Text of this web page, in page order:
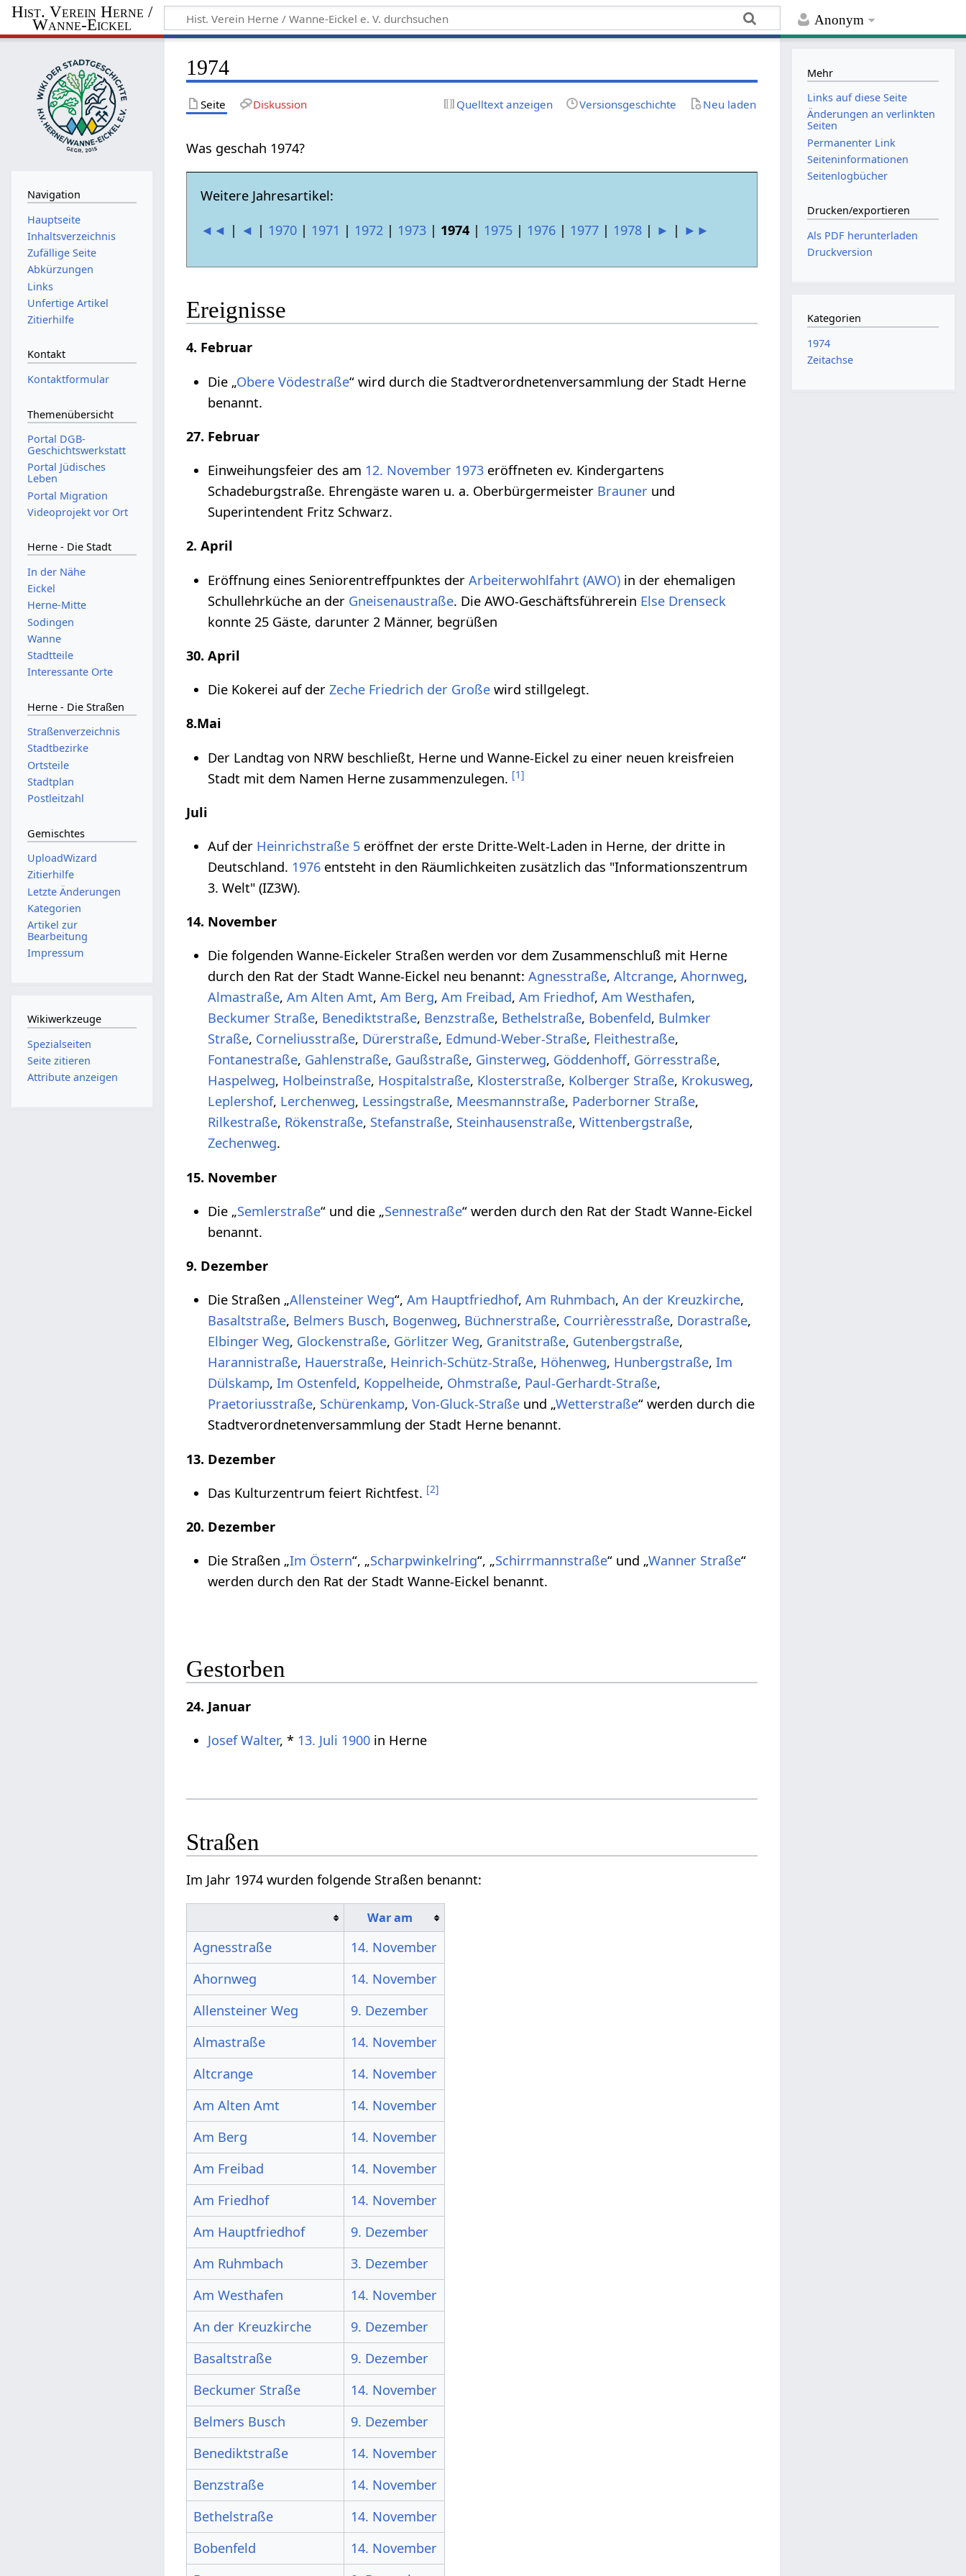
Anonym
Hist. Verein Herne /
Wanne-Eickel
1974
Seite Diskussion Quelltext anzeigen Versionsgeschichte Neu laden
Was geschah 1974?
Weitere Jahresartikel:
◄◄ | ◄ | 1970| 1971 | 1972 | 1973| 1974| 1975| 1976| 1977| 1978| ► | ►►
Ereignisse
4. Februar
Die „Obere Vödestraße“ wird durch die Stadtverordnetenversammlung der Stadt Herne
benannt.
27. Februar
Einweihungsfeier des am 12. November 1973eröffneten ev. Kindergartens
Schadeburgstraße. Ehrengäste waren u. a. Oberbürgermeister Braunerund
Superintendent Fritz Schwarz.
2. April
Eröffnung eines Seniorentreffpunktes der Arbeiterwohlfahrt (AWO)in der ehemaligen
Schullehrküche an der Gneisenaustraße. Die AWO-Geschäftsführerein Else Drenseck
konnte 25 Gäste, darunter 2 Männer, begrüßen
30. April
Die Kokerei auf der Zeche Friedrich der Großewird stillgelegt.
8.Mai
Der Landtag von NRW beschließt, Herne und Wanne-Eickel zu einer neuen kreisfreien
Stadt mit dem Namen Herne zusammenzulegen. [1]
Juli
Auf der Heinrichstraße 5eröffnet der erste Dritte-Welt-Laden in Herne, der dritte in
Deutschland. 1976entsteht in den Räumlichkeiten zusätzlich das "Informationszentrum
3. Welt" (IZ3W).
14. November
Die folgenden Wanne-Eickeler Straßen werden vor dem Zusammenschluß mit Herne
durch den Rat der Stadt Wanne-Eickel neu benannt: Agnesstraße, Altcrange, Ahornweg,
Almastraße, Am Alten Amt, Am Berg, Am Freibad, Am Friedhof, Am Westhafen,
Beckumer Straße, Benediktstraße, Benzstraße, Bethelstraße, Bobenfeld, Bulmker
Straße, Corneliusstraße, Dürerstraße, Edmund-Weber-Straße, Fleithestraße,
Fontanestraße, Gahlenstraße, Gaußstraße, Ginsterweg, Göddenhoff, Görresstraße,
Haspelweg, Holbeinstraße, Hospitalstraße, Klosterstraße, Kolberger Straße, Krokusweg,
Leplershof, Lerchenweg, Lessingstraße, Meesmannstraße, Paderborner Straße,
Rilkestraße, Rökenstraße, Stefanstraße, Steinhausenstraße, Wittenbergstraße,
Zechenweg.
15. November
Die „Semlerstraße“ und die „Sennestraße“ werden durch den Rat der Stadt Wanne-Eickel
benannt.
9. Dezember
Die Straßen „Allensteiner Weg“, Am Hauptfriedhof, Am Ruhmbach, An der Kreuzkirche,
Basaltstraße, Belmers Busch, Bogenweg, Büchnerstraße, Courrièresstraße, Dorastraße,
Elbinger Weg, Glockenstraße, Görlitzer Weg, Granitstraße, Gutenbergstraße,
Harannistraße, Hauerstraße, Heinrich-Schütz-Straße, Höhenweg, Hunbergstraße, Im
Dülskamp, Im Ostenfeld, Koppelheide, Ohmstraße, Paul-Gerhardt-Straße,
Praetoriusstraße, Schürenkamp, Von-Gluck-Straßeund „Wetterstraße“ werden durch die
Stadtverordnetenversammlung der Stadt Herne benannt.
13. Dezember
Das Kulturzentrum feiert Richtfest. [2]
20. Dezember
Die Straßen „Im Östern“, „Scharpwinkelring“, „Schirrmannstraße“ und „Wanner Straße“
werden durch den Rat der Stadt Wanne-Eickel benannt.
Gestorben
24. Januar
Josef Walter, * 13. Juli 1900in Herne
Straßen
Im Jahr 1974 wurden folgende Straßen benannt:
War am
Agnesstraße
14. November
Ahornweg
14. November
Allensteiner Weg
9. Dezember
Almastraße
14. November
Altcrange
14. November
Am Alten Amt
14. November
Am Berg
14. November
Am Freibad
14. November
Am Friedhof
14. November
Am Hauptfriedhof
9. Dezember
Am Ruhmbach
3. Dezember
Am Westhafen
14. November
An der Kreuzkirche
9. Dezember
Basaltstraße
9. Dezember
Beckumer Straße
14. November
Belmers Busch
9. Dezember
Benediktstraße
14. November
Benzstraße
14. November
Bethelstraße
14. November
Bobenfeld
14. November
Navigation
Hauptseite
Inhaltsverzeichnis
Zufällige Seite
Abkürzungen
Links
Unfertige Artikel
Zitierhilfe
Kontakt
Kontaktformular
Themenübersicht
Portal DGB-
Geschichtswerkstatt
Portal Jüdisches
Leben
Portal Migration
Videoprojekt vor Ort
Herne - Die Stadt
In der Nähe
Eickel
Herne-Mitte
Sodingen
Wanne
Stadtteile
Interessante Orte
Herne - Die Straßen
Straßenverzeichnis
Stadtbezirke
Ortsteile
Stadtplan
Postleitzahl
Gemischtes
UploadWizard
Zitierhilfe
Letzte Änderungen
Kategorien
Artikel zur
Bearbeitung
Impressum
Wikiwerkzeuge
Spezialseiten
Seite zitieren
Attribute anzeigen
Mehr
Links auf diese Seite
Änderungen an verlinkten
Seiten
Permanenter Link
Seiten­­informationen
Seitenlogbücher
Drucken/­exportieren
Als PDF herunterladen
Druckversion
Kategorien
1974
Zeitachse